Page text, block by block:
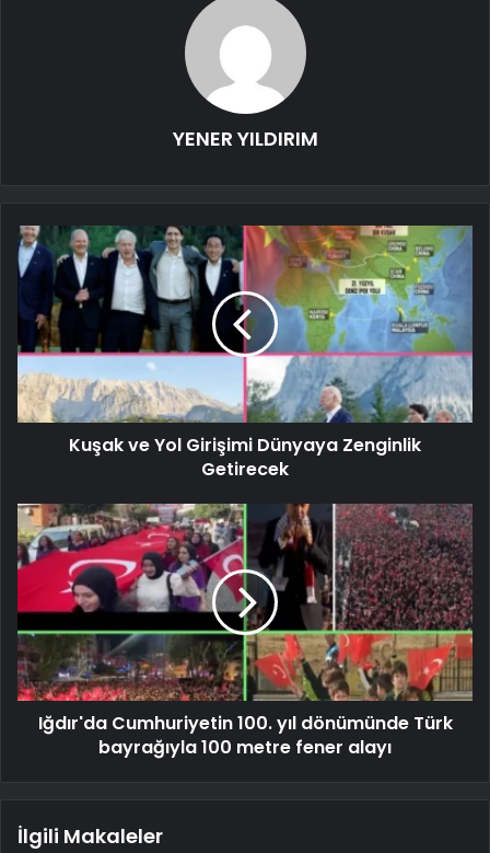
YENER YILDIRIM
Kuşak ve Yol Girişimi Dünyaya Zenginlik
Getirecek
Iğdır'da Cumhuriyetin 100. yıl dönümünde Türk
bayrağıyla 100 metre fener alayı
İlgili Makaleler